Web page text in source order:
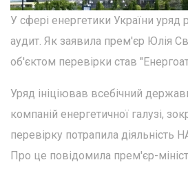
У сфері енергетики України уряд
аудит. Як заявила прем'єр Юлія
об'єктом перевірки став
Уряд ініціював всебічний
компаній енергетичної галузі,
перевірку потрапила діяльність
Про це повідомила прем'єр-